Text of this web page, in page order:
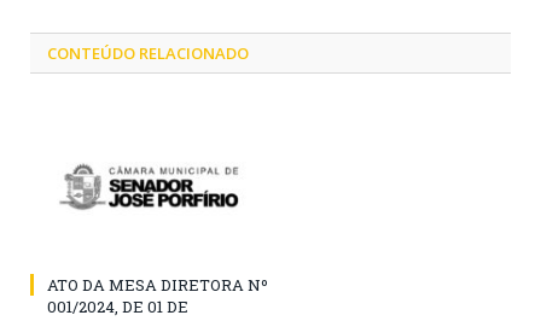
CONTEÚDO RELACIONADO
ATO DA MESA DIRETORA Nº
001/2024, DE 01 DE